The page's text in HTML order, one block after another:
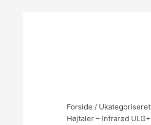
Forside / Ukategoriseret
Højtaler – Infrarød ULG+